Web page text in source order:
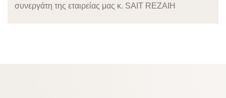
συνεργάτη της εταιρείας μας κ. SAIT REZAIH